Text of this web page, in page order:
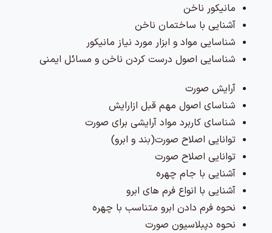
مانیکور ناخن
آشنایی با ساختمان ناخن
شناسایی مواد و ابزار مورد نیاز مانیکور
شناسایی اصول درست کردن ناخن و مسائل ایمنی
آرایش صورت
شناسای اصول مهم قبل ازارایش
شناسای کاربرد مواد آرایشی برای صورت
توانایی اصلاح صورت(بند و ابرو)
توانایی اصلاح صورت
آشنایی با جام چهره
آشنایی با انواع فرم های ابرو
نحوه فرم دادن ابرو متناسب با چهره
نحوه دپبلاسیون صورت